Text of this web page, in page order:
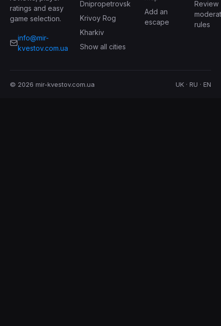
ratings and easy
game selection.
info@mir-
kvestov.com.ua
Dnipropetrovsk
Krivoy Rog
Kharkiv
Show all cities
Add an
escape
Review
rules
© 2026 mir-kvestov.com.ua UK · RU · EN